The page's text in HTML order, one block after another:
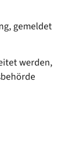
gemeldet
werden,